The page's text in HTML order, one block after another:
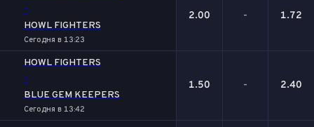
-
HOWL FIGHTERS
Сегодня в 13:23
2.00 - 1.72
HOWL FIGHTERS
-
BLUE GEM KEEPERS
Сегодня в 13:42
1.50 - 2.40